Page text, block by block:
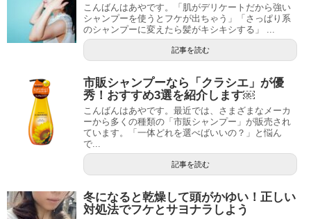
こんばんはあやです。「肌がデリケートだから強い
シャンプーを使うとフケが出ちゃう」「さっぱり系
のシャンプーに変えたら髪がキシキシする」 ...
記事を読む
市販シャンプーなら「クラシエ」が優
秀！おすすめ3選を紹介します￼
こんばんはあやです。最近では、さまざまなメーカ
ーから多くの種類の「市販シャンプー」が販売され
ています。「一体どれを選べばいいの？」と悩ん
で...
記事を読む
冬になると乾燥して頭がかゆい！正しい
対処法でフケとサヨナラしよう